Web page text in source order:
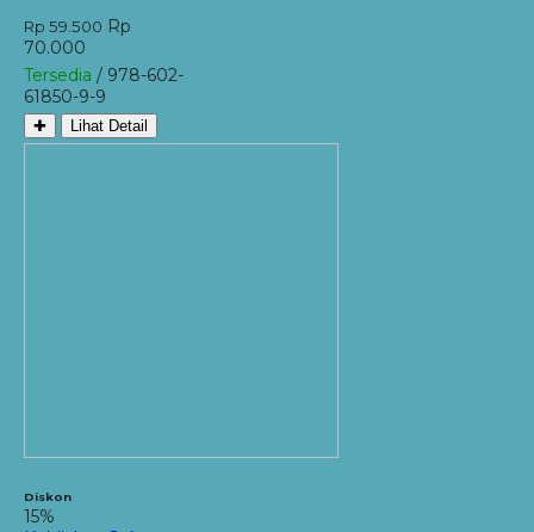
Rp 59.500 Rp
70.000
Tersedia / 978-602-
61850-9-9
✚ Lihat Detail
Diskon
15%